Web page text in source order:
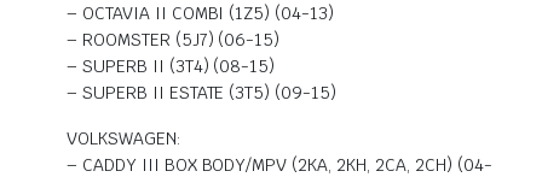
– OCTAVIA II COMBI (1Z5) (04-13)
– ROOMSTER (5J7) (06-15)
– SUPERB II (3T4) (08-15)
– SUPERB II ESTATE (3T5) (09-15)
VOLKSWAGEN:
– CADDY III BOX BODY/MPV (2KA, 2KH, 2CA, 2CH) (04-